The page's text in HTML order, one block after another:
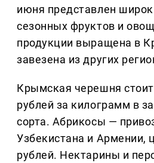
июня представлен
сезонных фруктов и
продукции выращена в
завезена из других
Крымская черешня
рублей за килограмм в
сорта. Абрикосы —
Узбекистана и Армении,
рублей. Нектарины и